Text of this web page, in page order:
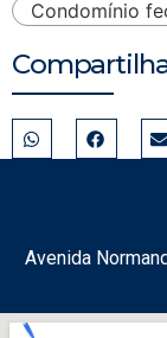
Condomínio
Avenida